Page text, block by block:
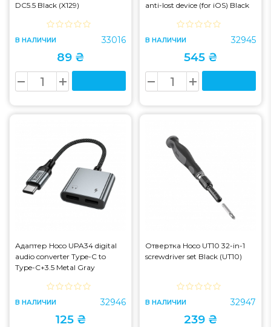
DC5.5 Black (X129)
В НАЛИЧИИ 33016
89 ₴
anti-lost device (for iOS) Black
В НАЛИЧИИ 32945
545 ₴
Адаптер Hoco UPA34 digital
audio converter Type-C to
Type-C+3.5 Metal Gray
В НАЛИЧИИ 32946
125 ₴
Отвертка Hoco UT10 32-in-1
screwdriver set Black (UT10)
В НАЛИЧИИ 32947
239 ₴